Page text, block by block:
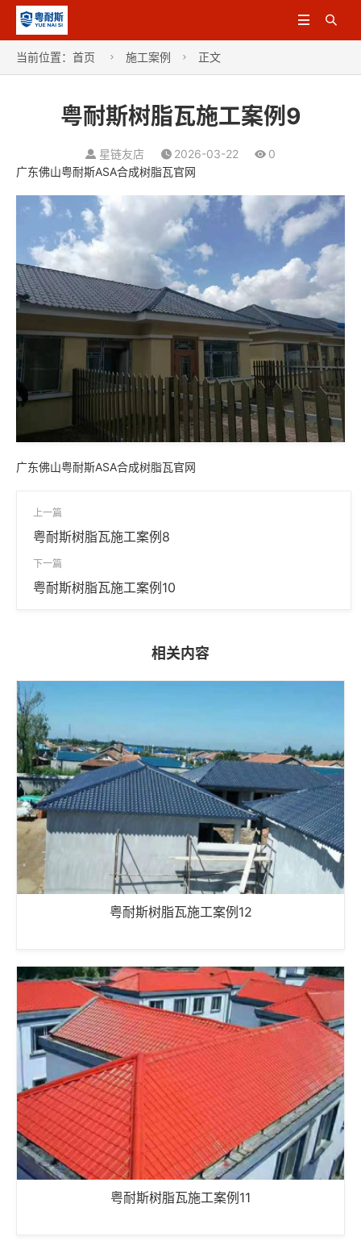


当前位置： 首页  施工案例  正文
粤耐斯树脂瓦施工案例9
星链友店 2026-03-22
0
广东佛山粤耐斯ASA合成树脂瓦官网
广东佛山粤耐斯ASA合成树脂瓦官网
上一篇
粤耐斯树脂瓦施工案例8
下一篇
粤耐斯树脂瓦施工案例10
相关内容
粤耐斯树脂瓦施工案例12
粤耐斯树脂瓦施工案例11